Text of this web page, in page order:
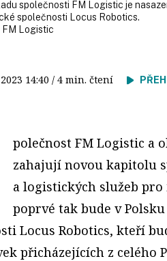
společnosti FM Logistic je
společnosti Locus Robotics.
FM Logistic
14:40 / 4 min. čtení
polečnost FM Logistic a
zahajují novou kapitolu
a logistických služeb
poprvé tak bude v
Locus Robotics, kteří
přicházejících z celého